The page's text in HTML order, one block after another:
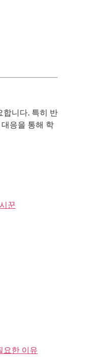
합니다. 특히 반
응을 통해 학
꾼
요한 이유